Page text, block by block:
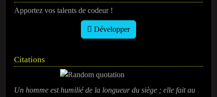
Apportez vos talents de codeur !
Développer
Citations
Un homme est humilié de la longueur du siège ; elle fait au